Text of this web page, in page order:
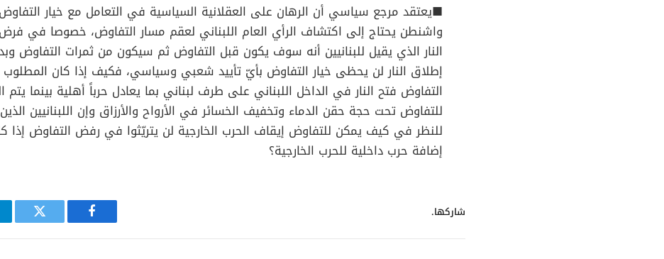
■يعتقد مرجع سياسي أن الرهان على العقلانية السياسية في التعامل مع خيار
واشنطن يحتاج إلى اكتشاف الرأي العام اللبناني لعقم مسار التفاوض، خصوصا في
النار الذي يقيل للبنانيين أنه سوف يكون قبل التفاوض ثم سيكون من ثمرات التفاوض
إطلاق النار لن يحظى خيار التفاوض بأيّ تأييد شعبي وسياسي، فكيف إذا كان
التفاوض فتح النار في الداخل اللبناني على طرف لبناني بما يعادل حرباً أهلية بينما يتم
للتفاوض تحت حجة حقن الدماء وتخفيف الخسائر في الأرواح والأرزاق وإن اللبنانيين
للنظر في كيف يمكن للتفاوض إيقاف الحرب الخارجية لن يتريّثوا في رفض التفاوض إذا
إضافة حرب داخلية للحرب الخارجية؟
شاركها.
فيسبوك تويتر